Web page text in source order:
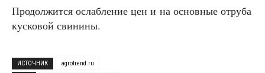
Продолжится ослабление цен и на основные отруба
кусковой свинины.
ИСТОЧНИК
agrotrend.ru